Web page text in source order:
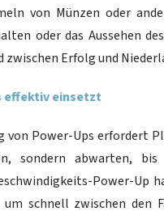
von Münzen oder
oder das Aussehen
zwischen Erfolg und
effektiv einsetzt
von Power-Ups erfordert
sondern abwarten,
Power-Up
schnell zwischen den